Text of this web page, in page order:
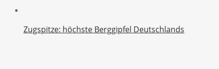
Zugspitze: höchste Berggipfel Deutschlands